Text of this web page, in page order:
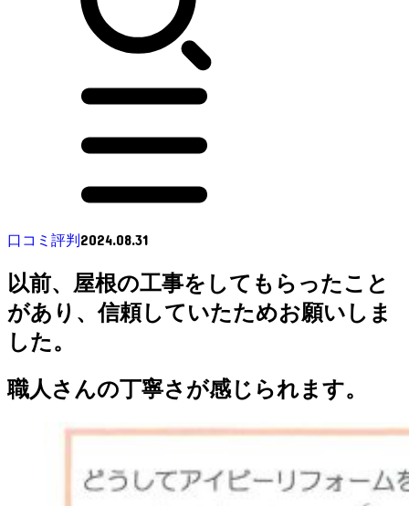
口コミ評判 2024.08.31
以前、屋根の工事をしてもらったこと
があり、信頼していたためお願いしま
した。
職人さんの丁寧さが感じられます。